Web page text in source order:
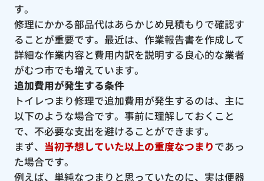
す。
修理にかかる部品代はあらかじめ見積もりで確認す
ることが重要です。最近は、作業報告書を作成して
詳細な作業内容と費用内訳を説明する良心的な業者
がむつ市でも増えています。
追加費用が発生する条件
トイレつまり修理で追加費用が発生するのは、主に
以下のような場合です。事前に理解しておくこと
で、不必要な支出を避けることができます。
まず、 当初予想していた以上の重度なつまりであっ
た場合です。
例えば、単純なつまりと思っていたのに、実は便器